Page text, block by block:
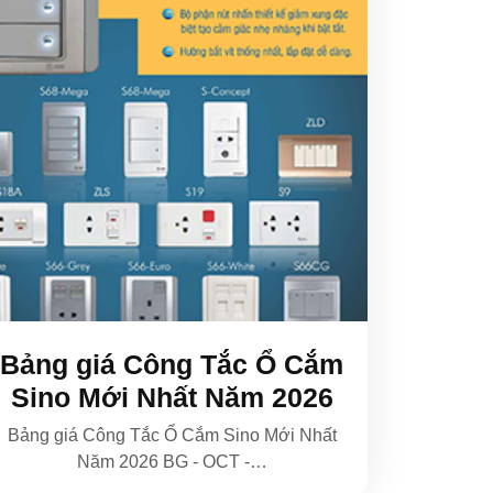
Bảng giá Công Tắc Ổ Cắm
Sino Mới Nhất Năm 2026
Bảng giá Công Tắc Ổ Cắm Sino Mới Nhất
Năm 2026 BG - OCT -…